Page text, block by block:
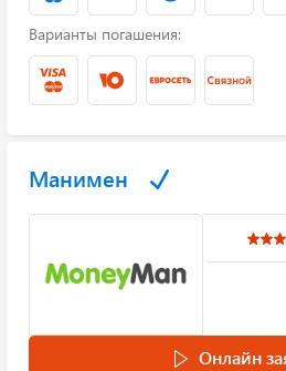
Варианты погашения:
Манимен
Онлайн